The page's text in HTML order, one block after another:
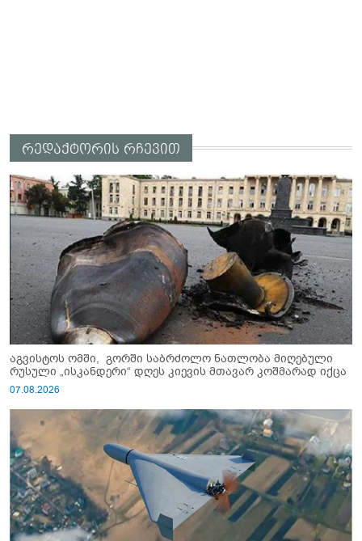
რედაქტორის რჩევით
აგვისტოს ომში, გორში საბრძოლო ნათლობა მიღებული
რუსული „ისკანდერი“ დღეს კიევის მთავარ კოშმარად იქცა
07.08.2026